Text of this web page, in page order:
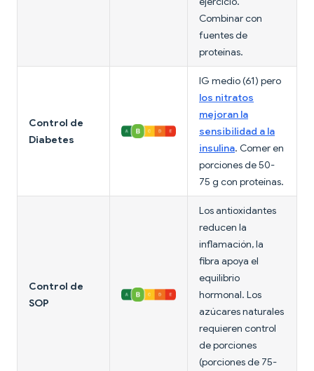
Combinar con
fuentes de
proteínas.
Control de
Diabetes
IG medio (61) pero
los nitratos
mejoran la
sensibilidad a la
insulina. Comer en
porciones de 50-
75 g con proteínas.
Control de
SOP
Los antioxidantes
reducen la
inflamación, la
fibra apoya el
equilibrio
hormonal. Los
azúcares naturales
requieren control
de porciones
(porciones de 75-